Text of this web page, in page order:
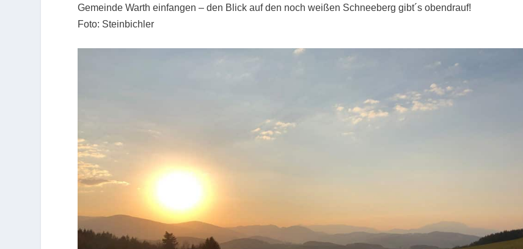
Gemeinde Warth einfangen – den Blick auf den noch weißen Schneeberg gibt´s obendrauf!
Foto: Steinbichler